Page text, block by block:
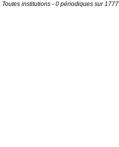
Toutes institutions - 0 périodiques sur 1777